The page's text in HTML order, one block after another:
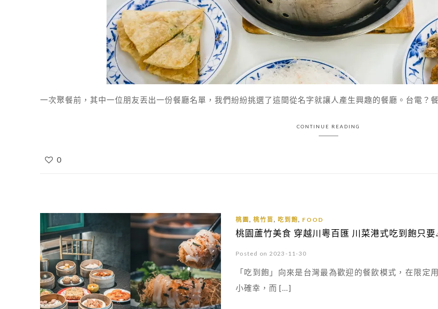
一次聚餐前，其中一位朋友丟出一份餐廳名單，我們紛紛挑選了這間從名字就讓人產生興趣的餐廳。台電？
CONTINUE READING
0
桃園 , 桃竹苗, 吃到飽, FOOD
桃園蘆竹美食 穿越川粵百匯 川菜港式吃到飽只
Posted on 2023-11-30
「吃到飽」向來是台灣最為歡迎的餐飲模式，在限
小確幸，而 […]